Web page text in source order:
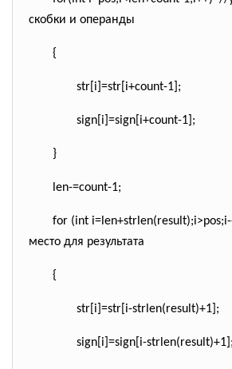
скобки и операнды
{
str[i]=str[i+count-1];
sign[i]=sign[i+count-1];
}
len-=count-1;
for (int
место для результата
{
str[i]=str[i-strlen(result)+1];
sign[i]=sign[i-strlen(result)+1];